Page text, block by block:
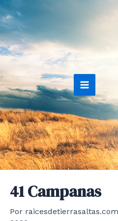
Ir
al
contenido
Main
Menu
41 Campanas
Por